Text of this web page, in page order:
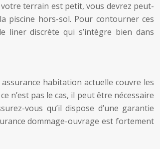
terrain est petit, vous devrez peut-
piscine hors-sol. Pour contourner ces
discrète qui s’intègre bien dans
habitation actuelle couvre les
n’est pas le cas, il peut être nécessaire
vous qu’il dispose d’une garantie
dommage-ouvrage est fortement